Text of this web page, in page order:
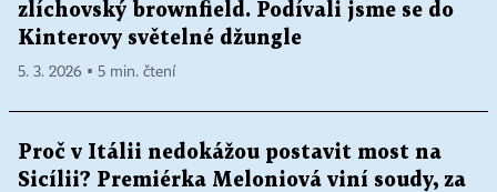
zlíchovský brownfield. Podívali jsme se do
Kinterovy světelné džungle
5. 3. 2026 ▪ 5 min. čtení
Proč v Itálii nedokážou postavit most na
Sicílii? Premiérka Meloniová viní soudy, za